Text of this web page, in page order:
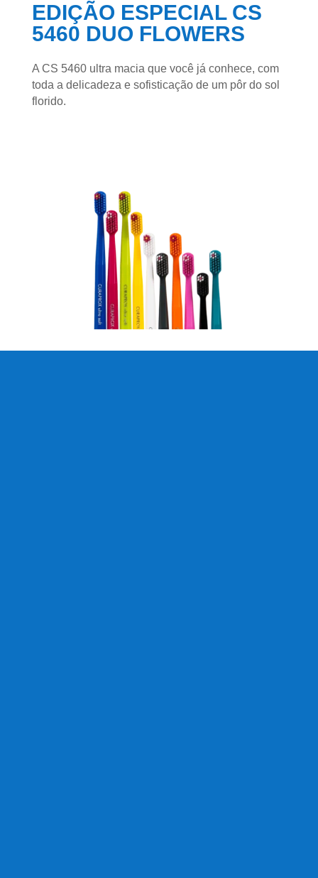
EDIÇÃO ESPECIAL CS
5460 DUO FLOWERS
A CS 5460 ultra macia que você já conhece, com
toda a delicadeza e sofisticação de um pôr do sol
florido.